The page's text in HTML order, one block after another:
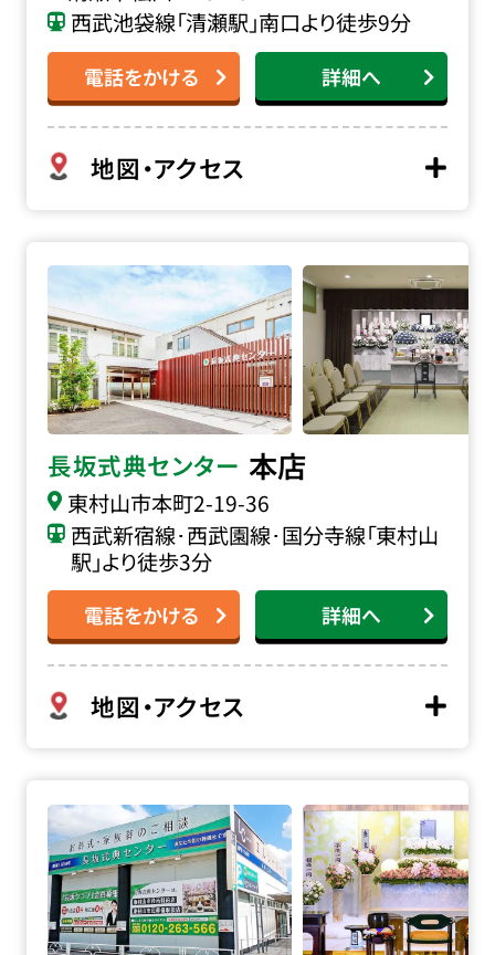
西武池袋線「清瀬駅」南口より徒歩9分
電話をかける 詳細へ
地図・アクセス
長坂式典センター 本店
東村山市本町2-19-36
西武新宿線･西武園線･国分寺線「東村山
駅」より徒歩3分
電話をかける 詳細へ
地図・アクセス
長坂式典センター本店の詳細へ